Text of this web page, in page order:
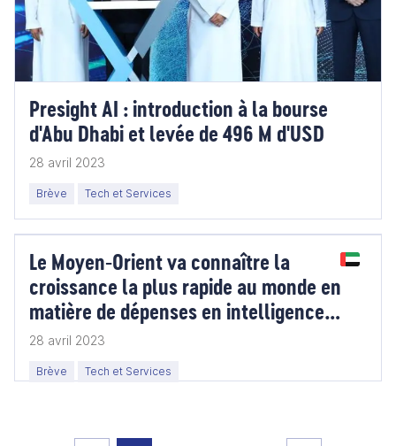
Presight AI : introduction à la bourse
d'Abu Dhabi et levée de 496 M d'USD
28 avril 2023
Brève Tech et Services
Le Moyen-Orient va connaître la
croissance la plus rapide au monde en
matière de dépenses en intelligence
artificielle
28 avril 2023
Brève Tech et Services